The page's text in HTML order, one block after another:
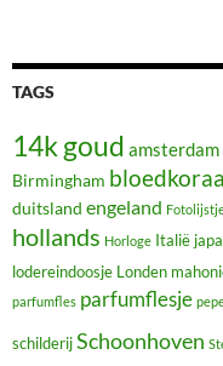
TAGS
14k goud amsterdam
Birmingham
duitsland engeland
hollands Horloge Italië
lodereindoosje Londen
parfumfles parfumflesje
schilderijSchoonhoven